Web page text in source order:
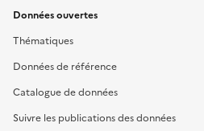
Données ouvertes
Thématiques
Données de référence
Catalogue de données
Suivre les publications des données